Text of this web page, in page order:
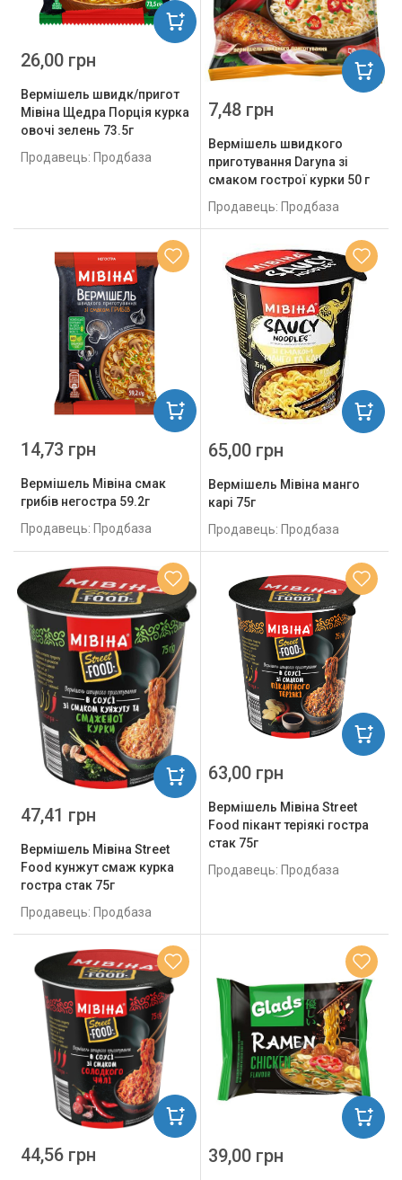
Вермішель швидк/пригот
Мівіна Щедра Порція курка
овочі зелень 73.5г
Продавець: Продбаза
26,00 грн
Вермішель швидкого
приготування Daryna зі
смаком гострої курки 50 г
Продавець: Продбаза
7,48 грн
Вермішель Мівіна смак
грибів негостра 59.2г
Продавець: Продбаза
14,73 грн
Вермішель Мівіна манго
карі 75г
Продавець: Продбаза
65,00 грн
Вермішель Мівіна Street
Food кунжут смаж курка
гостра стак 75г
Продавець: Продбаза
47,41 грн
Вермішель Мівіна Street
Food пікант теріякі гостра
стак 75г
Продавець: Продбаза
63,00 грн
44,56 грн 39,00 грн